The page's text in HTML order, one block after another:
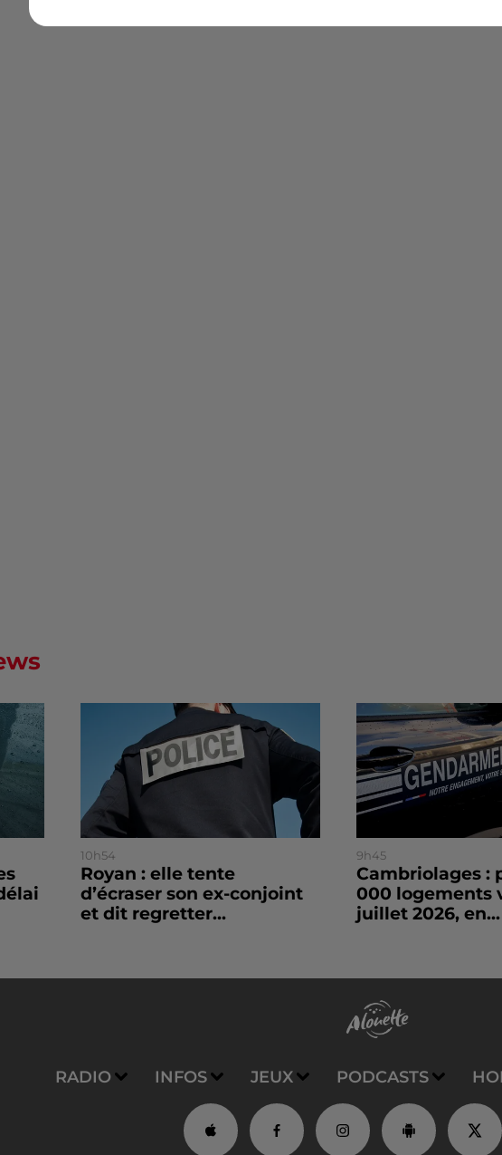
10h54
Royan : elle tente
d’écraser son ex-conjoint
et dit regretter...
9h45
Cambriolages :
000 logements
juillet 2026, en...
RADIO INFOS JEUX PODCASTS